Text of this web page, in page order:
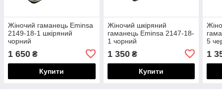
Жіночий гаманець Eminsa
2149-18-1 шкіряний
чорний
1 650 ₴
Купити
Жіночий шкіряний
гаманець Eminsa 2147-18-
1 чорний
1 350₴
Купити
5
1